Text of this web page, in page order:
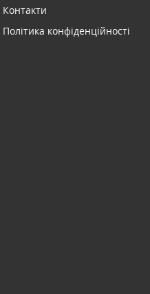
Контакти
Політика конфіденційності